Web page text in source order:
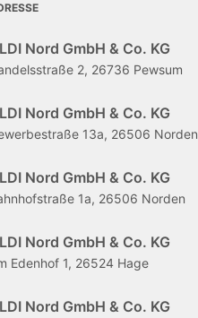
Nord GmbH & Co. KG
2, 26736 Pewsum
Nord GmbH & Co. KG
13a, 26506 Norden
Nord GmbH & Co. KG
1a, 26506 Norden
Nord GmbH & Co. KG
Edenhof 1, 26524 Hage
Nord GmbH & Co. KG